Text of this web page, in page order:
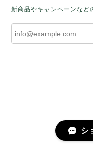
しく思いま
ランパサラ
傍で そっと
新商品やキャンペーンなど
シ